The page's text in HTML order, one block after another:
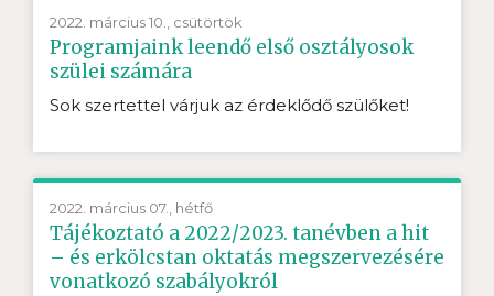
2022. március 10., csütörtök
Programjaink leendő első osztályosok
szülei számára
Sok szertettel várjuk az érdeklődő szülőket!
2022. március 07., hétfő
Tájékoztató a 2022/2023. tanévben a hit
– és erkölcstan oktatás megszervezésére
vonatkozó szabályokról